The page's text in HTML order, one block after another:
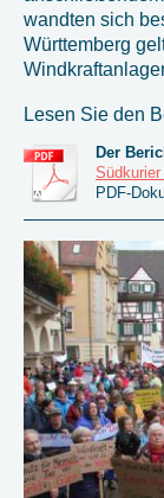
wandten sich
Württemberg
Lesen Sie den
Der
PDF-